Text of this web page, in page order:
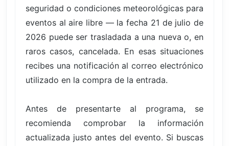
seguridad o condiciones meteorológicas para
eventos al aire libre — la fecha 21 de julio de
2026 puede ser trasladada a una nueva o, en
raros casos, cancelada. En esas situaciones
recibes una notificación al correo electrónico
utilizado en la compra de la entrada.
Antes de presentarte al programa, se
recomienda comprobar la información
actualizada justo antes del evento. Si buscas